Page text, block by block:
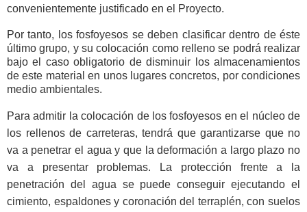
convenientemente justificado en el Proyecto.
Por tanto, los fosfoyesos se deben clasificar dentro de éste
último grupo, y su colocación como relleno se podrá realizar
bajo el caso obligatorio de disminuir los almacenamientos
de este material en unos lugares concretos, por condiciones
medio ambientales.
Para admitir la colocación de los fosfoyesos en el núcleo de
los rellenos de carreteras, tendrá que garantizarse que no
va a penetrar el agua y que la deformación a largo plazo no
va a presentar problemas. La protección frente a la
penetración del agua se puede conseguir ejecutando el
cimiento, espaldones y coronación del terraplén, con suelos